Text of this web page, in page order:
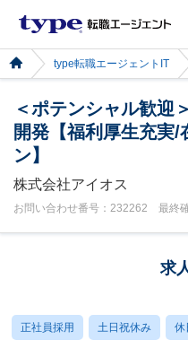
type転職エージェントIT
＜ポテンシャル歓迎
開発【福利厚生充実/
ン】
株式会社アイオス
お問い合わせ番号：232262 最終
求
正社員採用 土日祝休み 休